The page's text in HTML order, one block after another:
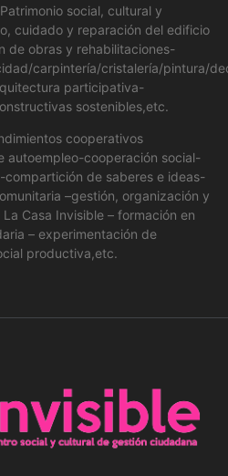
social, cultural y
cuidado y reparación del edificio
de obras y rehabilitaciones-
carpintería/cristalería/pintura/
participativa-
sostenibles,etc.
cooperativos
autoempleo-cooperación social-
de saberes e ideas-
–gestión, organización y
Casa Invisible – formación en
– experimentación de
productiva,etc.